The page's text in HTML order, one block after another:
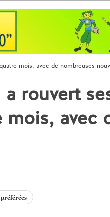
mois, avec de nombreuses
rouvert
avec